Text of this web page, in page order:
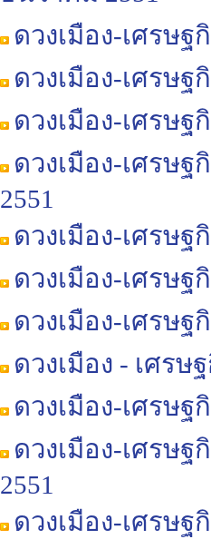
ดวงเมือง-เศรษ
ดวงเมือง-เศรษ
ดวงเมือง-เศรษ
ดวงเมือง-เศรษ
2551
ดวงเมือง-เศรษ
ดวงเมือง-เศรษ
ดวงเมือง-เศรษ
ดวงเมือง - เศร
ดวงเมือง-เศรษ
ดวงเมือง-เศรษ
2551
ดวงเมือง-เศรษ